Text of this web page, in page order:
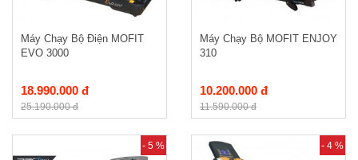
Máy Chạy Bộ Điện MOFIT
EVO 3000
18.990.000 đ
25.190.000 đ
Máy Chạy Bộ MOFIT ENJOY
310
10.200.000 đ
11.590.000 đ
- 5 % - 4 %